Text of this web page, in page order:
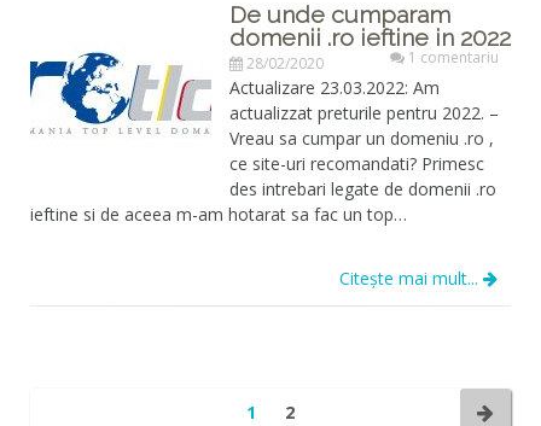
De unde cumparam
domenii .ro ieftine in 2022
28/02/2020 1 comentariu
Actualizare 23.03.2022: Am
actualizzat preturile pentru 2022. –
Vreau sa cumpar un domeniu .ro ,
ce site-uri recomandati? Primesc
des intrebari legate de domenii .ro
ieftine si de aceea m-am hotarat sa fac un top…
Citește mai mult...
1 2